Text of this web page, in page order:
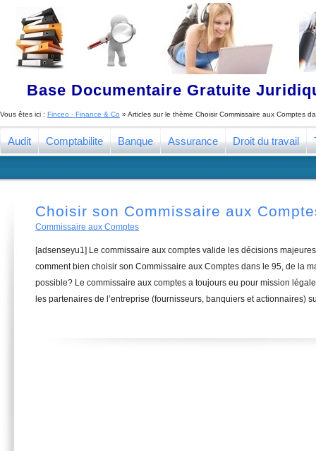
Base Documentaire Gratuite
Vous êtes ici : Finceo - Finance & Co » Articles sur le thème Choisir Commissaire aux Comptes
Audit Comptabilite Banque Assurance Droit du travail
Choisir son Commissaire aux
Commissaire aux Comptes
[adsenseyu1] Le commissaire aux comptes valide les décisions
comment bien choisir son Commissaire aux Comptes dans le 95, de la
possible? Le commissaire aux comptes a toujours eu pour mission
les partenaires de l’entreprise (fournisseurs, banquiers et actionnaires)